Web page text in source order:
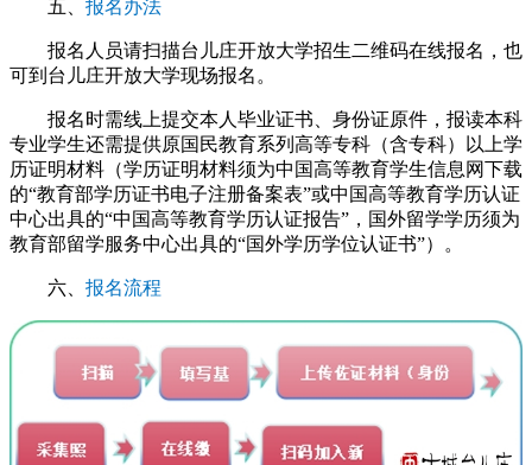
五、 报名办法
报名人员请扫描台儿庄开放大学招生二维码在线报名，也
可到台儿庄开放大学现场报名。
报名时需线上提交本人毕业证书、身份证原件，报读本科
专业学生还需提供原国民教育系列高等专科（含专科）以上学
历证明材料（学历证明材料须为中国高等教育学生信息网下载
的“教育部学历证书电子注册备案表”或中国高等教育学历认证
中心出具的“中国高等教育学历认证报告”，国外留学学历须为
教育部留学服务中心出具的“国外学历学位认证书”）。
六、 报名流程